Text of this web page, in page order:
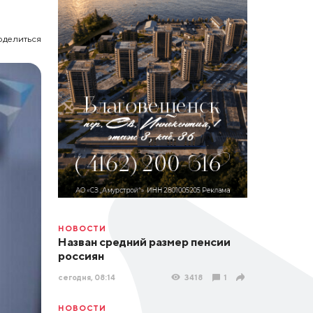
НОВОСТИ
Назван средний размер пенсии
россиян
сегодня, 08:14 3418 1
НОВОСТИ